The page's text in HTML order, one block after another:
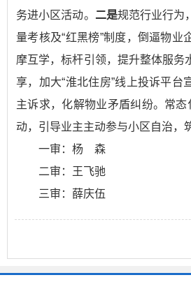
务进小区活动。 二是规范行业行为
量考核及“红黑榜”制度，倒逼物业
摩互学，标杆引领，提升整体服务
享，加大“淮北住房”线上投诉平台
主诉求，化解物业矛盾纠纷。常态
动，引导业主主动参与小区自治，
一审：杨 森
二审：王飞驰
三审：薛庆伍